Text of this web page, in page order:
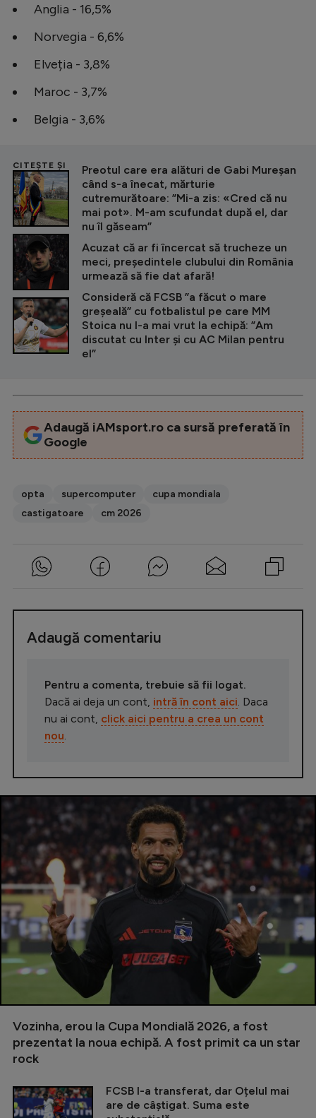
Anglia - 16,5%
Norvegia - 6,6%
Elveția - 3,8%
Maroc - 3,7%
Belgia - 3,6%
CITEȘTE ȘI
Preotul care era alături de Gabi Mureșan
când s-a înecat, mărturie
cutremurătoare: ”Mi-a zis: «Cred că nu
mai pot». M-am scufundat după el, dar
nu îl găseam”
Acuzat că ar fi încercat să trucheze un
meci, președintele clubului din România
urmează să fie dat afară!
Consideră că FCSB ”a făcut o mare
greșeală” cu fotbalistul pe care MM
Stoica nu l-a mai vrut la echipă: ”Am
discutat cu Inter și cu AC Milan pentru
el”
Adaugă iAMsport.ro ca sursă preferată în
Google
opta supercomputer
cupa mondiala
castigatoare
cm 2026
Adaugă comentariu
Pentru a comenta, trebuie să fii logat.
Dacă ai deja un cont, intră în cont aici . Daca
nu ai cont, click aici pentru a crea un cont
nou
Vozinha, erou la Cupa Mondială 2026, a fost
prezentat la noua echipă. A fost primit ca un star
rock
FCSB l-a transferat, dar Oțelul mai
are de câștigat. Suma este